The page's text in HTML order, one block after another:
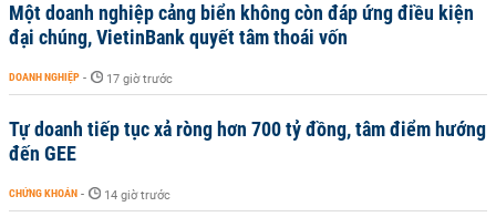
Một doanh nghiệp cảng biển không còn đáp ứng điều kiện
đại chúng, VietinBank quyết tâm thoái vốn
DOANH NGHIỆP - 17 giờ trước
Tự doanh tiếp tục xả ròng hơn 700 tỷ đồng, tâm điểm hướng
đến GEE
CHỨNG KHOÁN - 14 giờ trước